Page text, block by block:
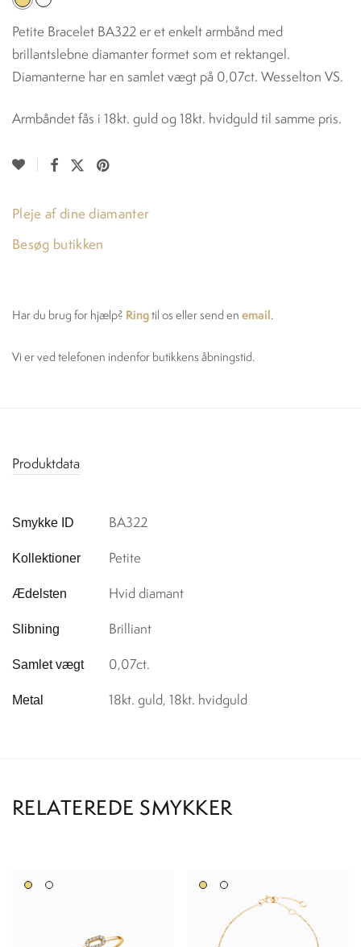
Petite Bracelet BA322 er et enkelt armbånd med
brillantslebne diamanter formet som et rektangel.
Diamanterne har en samlet vægt på 0,07ct. Wesselton VS.
Armbåndet fås i 18kt. guld og 18kt. hvidguld til samme pris.
Pleje af dine diamanter
Besøg butikken
Har du brug for hjælp? Ringtil os eller send en email.
Vi er ved telefonen indenfor butikkens åbningstid.
Produktdata
Smykke ID BA322
Kollektioner Petite
Ædelsten Hvid diamant
Slibning Brilliant
Samlet vægt 0,07ct.
Metal 18kt. guld, 18kt. hvidguld